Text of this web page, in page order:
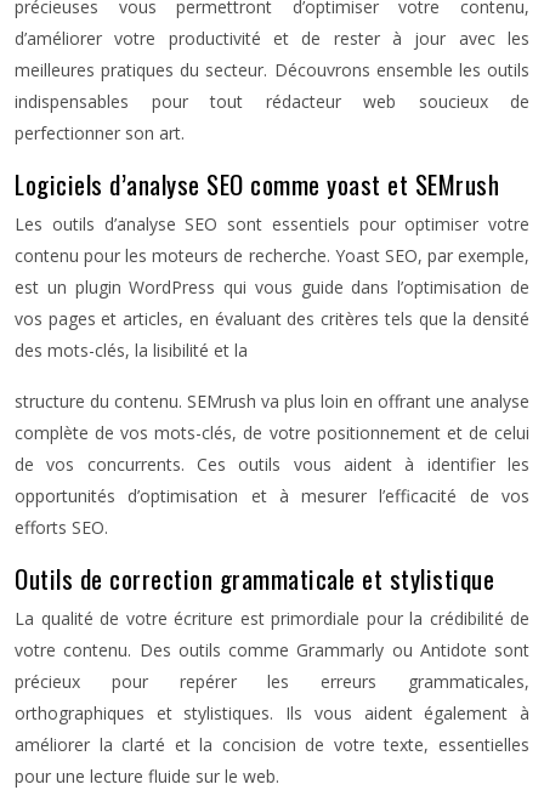
précieuses vous permettront d’optimiser votre contenu,
d’améliorer votre productivité et de rester à jour avec les
meilleures pratiques du secteur. Découvrons ensemble les outils
indispensables pour tout rédacteur web soucieux de
perfectionner son art.
Logiciels d’analyse SEO comme yoast et SEMrush
Les outils d’analyse SEO sont essentiels pour optimiser votre
contenu pour les moteurs de recherche. Yoast SEO, par exemple,
est un plugin WordPress qui vous guide dans l’optimisation de
vos pages et articles, en évaluant des critères tels que la densité
des mots-clés, la lisibilité et la
structure du contenu. SEMrush va plus loin en offrant une analyse
complète de vos mots-clés, de votre positionnement et de celui
de vos concurrents. Ces outils vous aident à identifier les
opportunités d’optimisation et à mesurer l’efficacité de vos
efforts SEO.
Outils de correction grammaticale et stylistique
La qualité de votre écriture est primordiale pour la crédibilité de
votre contenu. Des outils comme Grammarly ou Antidote sont
précieux pour repérer les erreurs grammaticales,
orthographiques et stylistiques. Ils vous aident également à
améliorer la clarté et la concision de votre texte, essentielles
pour une lecture fluide sur le web.